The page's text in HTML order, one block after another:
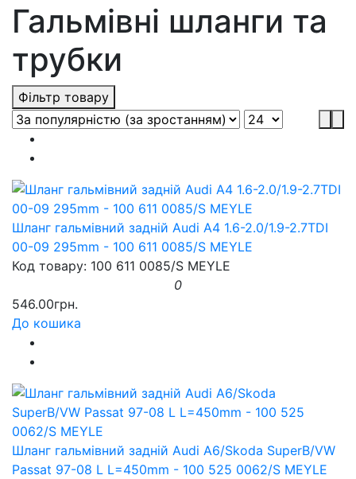
Гальмівні шланги та
трубки
Фільтр товару
Шланг гальмівний задній Audi A4 1.6-2.0/1.9-2.7TDI
00-09 295mm - 100 611 0085/S MEYLE
Код товару: 100 611 0085/S MEYLE
0
546.00грн.
До кошика
Шланг гальмівний задній Audi A6/Skoda SuperB/VW
Passat 97-08 L L=450mm - 100 525 0062/S MEYLE